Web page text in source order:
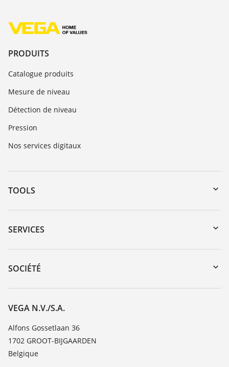
PRODUITS
Catalogue produits
Mesure de niveau
Détection de niveau
Pression
Nos services digitaux
TOOLS
Téléchargements
Recherche par numéro de série
DTM Collection/PACTware
SERVICES
Retour d'appareil
Formations
Liste de compatibilité chimique
TeamViewer
SOCIÉTÉ
Carrière
À propos de VEGA
Contact
News
Presse
VEGA N.V./S.A.
Alfons Gossetlaan 36
1702 GROOT-BIJGAARDEN
Belgique